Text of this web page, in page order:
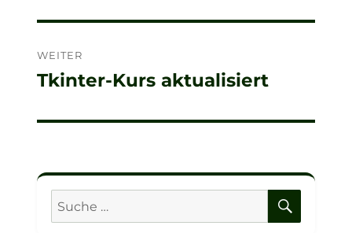
WEITER
Nächster
Tkinter-Kurs aktualisiert
Suche
nach: